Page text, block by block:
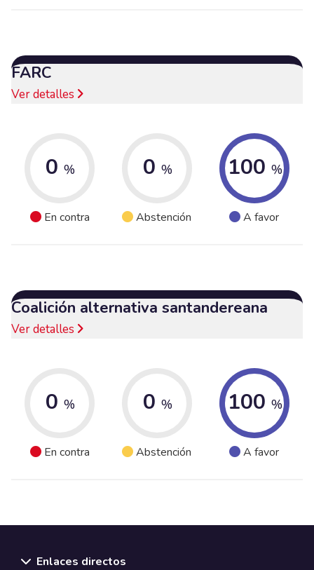
FARC
Ver detalles
0 %
En contra
0 %
Abstención
100 %
A favor
Coalición alternativa santandereana
Ver detalles
0 %
En contra
0 %
Abstención
100 %
A favor
Enlaces directos